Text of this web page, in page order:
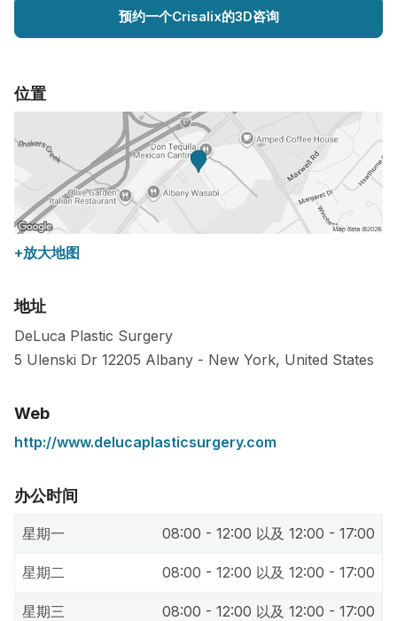
预约一个Crisalix的3D咨询
位置
+放大地图
地址
DeLuca Plastic Surgery
5 Ulenski Dr 12205 Albany - New York, United States
Web
http://www.delucaplasticsurgery.com
办公时间
星期一 08:00 - 12:00 以及 12:00 - 17:00
星期二 08:00 - 12:00 以及 12:00 - 17:00
星期三 08:00 - 12:00 以及 12:00 - 17:00